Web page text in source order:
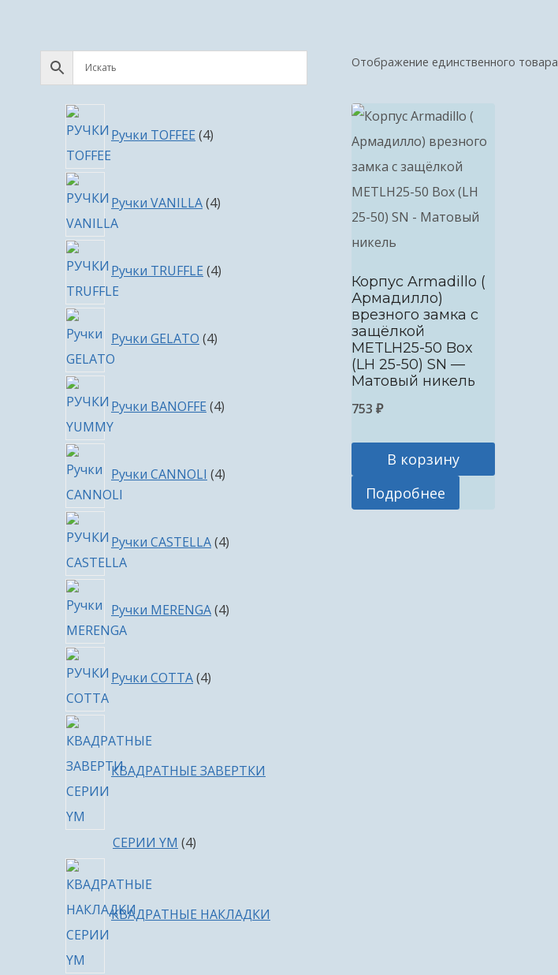
Отображение единственного товара
Корпус Armadillo (
Армадилло)
врезного замка c
защёлкой
METLH25-50 Box
(LH 25-50) SN —
Матовый никель
753 ₽
В корзину
Подробнее
Ручки TOFFEE 4товара
Ручки VANILLA 4товара
Ручки TRUFFLE 4товара
Ручки GELATO 4товара
Ручки BANOFFE 4товара
Ручки CANNOLI 4товара
Ручки CASTELLA 4товара
Ручки MERENGA 4товара
Ручки COTTA 4товара
КВАДРАТНЫЕ ЗАВЕРТКИ
СЕРИИ YM 44
КВАДРАТНЫЕ НАКЛАДКИ